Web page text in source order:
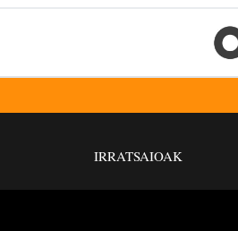
IRRATSAIOAK